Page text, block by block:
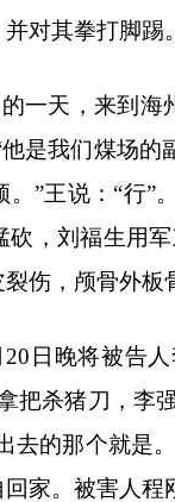
对其拳打脚
的一天，来到海
是我们煤场
”王说：“行”
砍，刘福生用
伤，颅骨外
20 日晚将被告
把杀猪刀，李
去的那个就是
家。被害人